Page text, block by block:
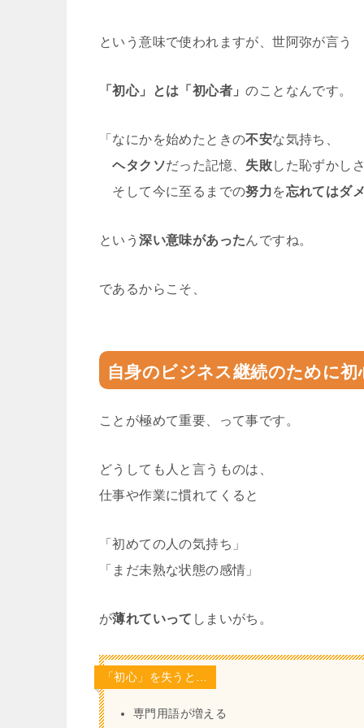
という意味で使われますが、世阿弥が言う
「初心」とは「初心者」のことなんです。
「なにかを始めたときの不安な気持ち、
ヘタクソだった記憶、 失敗した恥ずかしさ
そして今に至るまでの努力を忘れてはダメ
という深い意味があったんですね。
であるからこそ、
自身のビジネス継続のために初
ことが極めて重要、って事です。
どうしても人と言うものは、
仕事や作業に慣れてくると
「初めての人の気持ち」
「まだ未熟な状態の感情」
が薄れていって しまいがち。
「初心」を失うと…
専門用語が増える